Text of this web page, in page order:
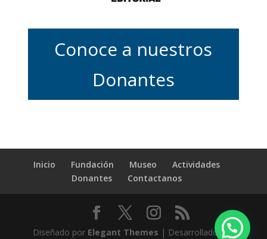
Conoce a nuestros
Donantes
Inicio Fundación Museo
Actividades
Donantes
Contactanos
Diseñado por Elegant Themes | Desarrollado por